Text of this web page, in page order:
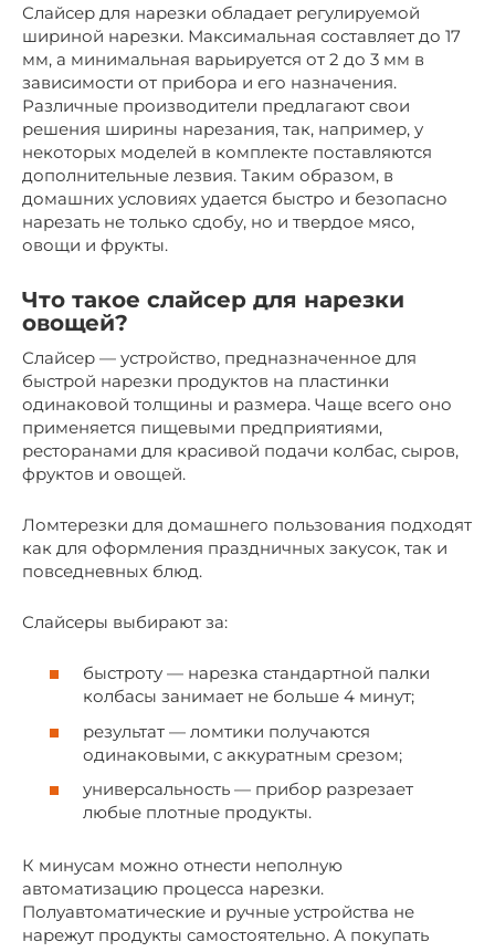
Слайсер для нарезки обладает регулируемой
шириной нарезки. Максимальная составляет до 17
мм, а минимальная варьируется от 2 до 3 мм в
зависимости от прибора и его назначения.
Различные производители предлагают свои
решения ширины нарезания, так, например, у
некоторых моделей в комплекте поставляются
дополнительные лезвия. Таким образом, в
домашних условиях удается быстро и безопасно
нарезать не только сдобу, но и твердое мясо,
овощи и фрукты.
Что такое слайсер для нарезки
овощей?
Слайсер — устройство, предназначенное для
быстрой нарезки продуктов на пластинки
одинаковой толщины и размера. Чаще всего оно
применяется пищевыми предприятиями,
ресторанами для красивой подачи колбас, сыров,
фруктов и овощей.
Ломтерезки для домашнего пользования подходят
как для оформления праздничных закусок, так и
повседневных блюд.
Слайсеры выбирают за:
быстроту — нарезка стандартной палки
колбасы занимает не больше 4 минут;
результат — ломтики получаются
одинаковыми, с аккуратным срезом;
универсальность — прибор разрезает
любые плотные продукты.
К минусам можно отнести неполную
автоматизацию процесса нарезки.
Полуавтоматические и ручные устройства не
нарежут продукты самостоятельно. А покупать